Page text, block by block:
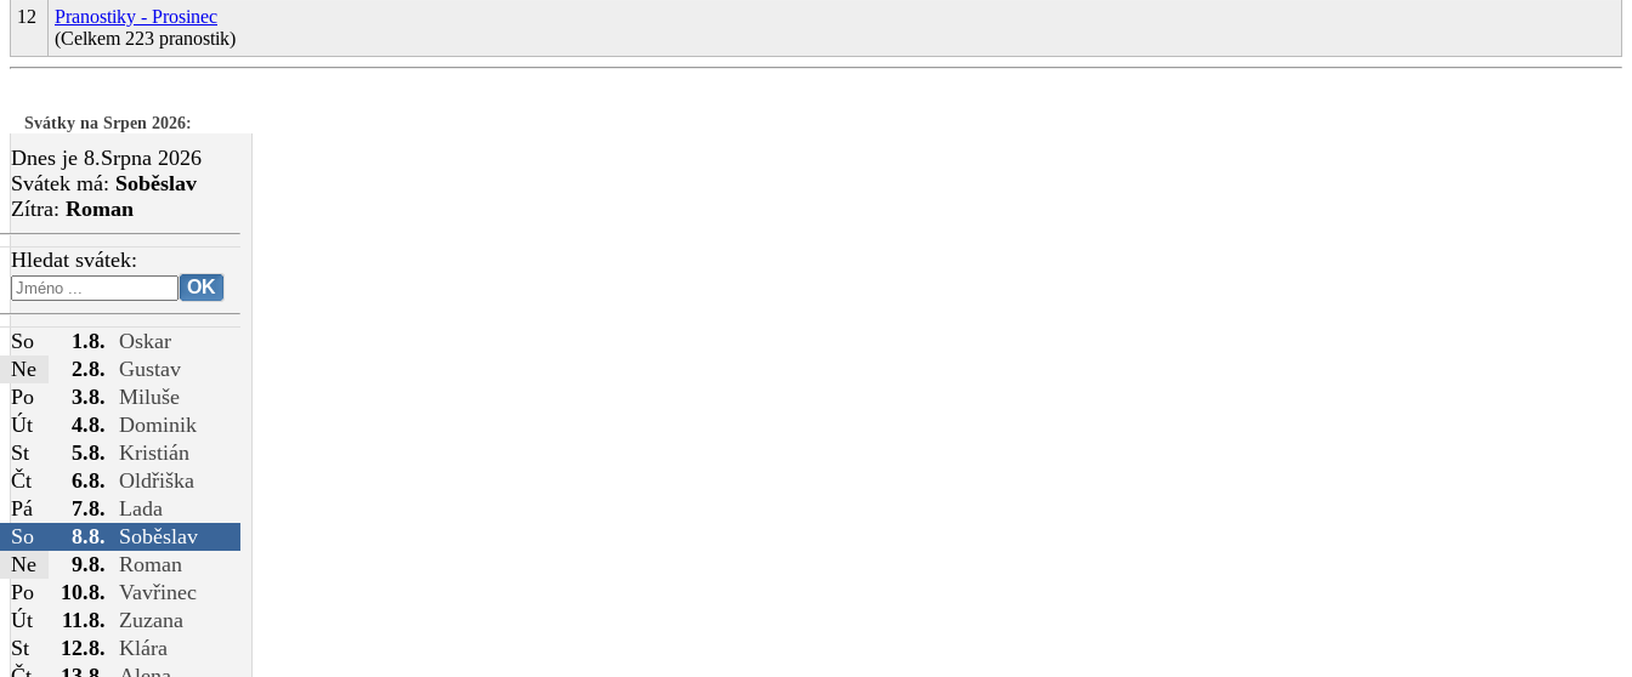
12
Pranostiky - Prosinec
(Celkem 223 pranostik)
Svátky na Srpen 2026:
Dnes je 8.Srpna 2026
Svátek má: Soběslav
Zítra: Roman
Hledat svátek:
So 1.8. Oskar
Ne
2.8. Gustav
Po
3.8. Miluše
Út
4.8. Dominik
St
5.8. Kristián
Čt
6.8. Oldřiška
Pá
7.8. Lada
So
8.8.
Soběslav
Ne
9.8. Roman
Po
10.8. Vavřinec
Út
11.8.
Zuzana
St
12.8. Klára